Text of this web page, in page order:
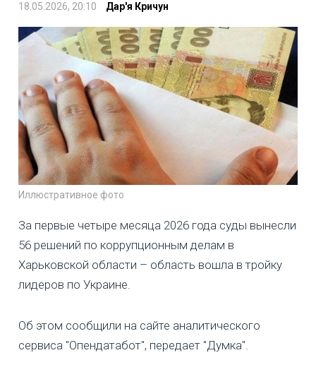
18.05.2026, 20:10 Дар'я Кричун
Иллюстративное фото
За первые четыре месяца 2026 года суды вынесли
56 решений по коррупционным делам в
Харьковской области – область вошла в тройку
лидеров по Украине.
Об этом сообщили на сайте аналитического
сервиса "Опендатабот", передает "Думка".